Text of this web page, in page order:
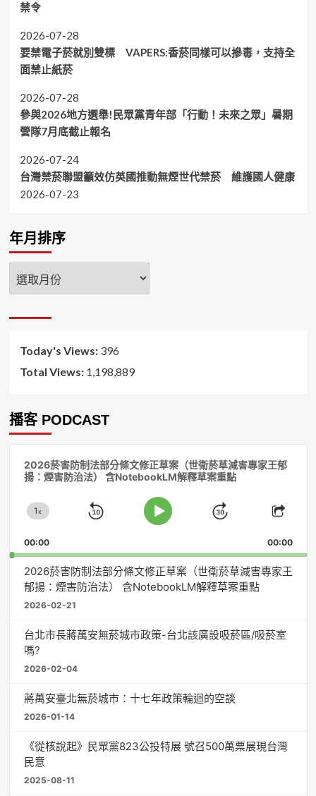
禁令
2026-07-28
要禁電子菸就別雙標 VAPERS:香菸同樣可以摻毒，支持全
面禁止紙菸
2026-07-28
參與2026地方選舉!民眾黨青年部「行動！未來之眾」暑期
營隊7月底截止報名
2026-07-24
台灣禁菸聯盟籲效仿英國推動無煙世代禁菸 維護國人健康
2026-07-23
年月排序
年
月
序
Today's Views: 396
Total Views: 1,198,889
播客 PODCAST
2026菸害防制法部分條文修正草案（世衛菸草減害專家王郁
揚：煙害防治法） 含NotebookLM解釋草案重點
Change
Rate
1x
Skip
Play
Jump
Forward
Share
00:00 00:00
2026菸害防制法部分條文修正草案（世衛菸草減害專家王
郁揚：煙害防治法） 含NotebookLM解釋草案重點
2026-02-21
台北市長蔣萬安無菸城市政策-台北該廣設吸菸區/吸菸室
嗎?
2026-02-04
蔣萬安臺北無菸城市：十七年政策輪迴的空談
2026-01-14
《從核說起》民眾黨823公投特展 號召500萬票展現台灣
民意
2025-08-11